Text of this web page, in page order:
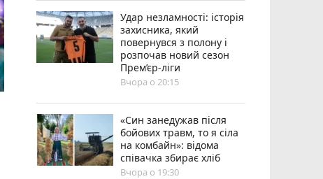
Удар незламності: історія
захисника, який
повернувся з полону і
розпочав новий сезон
Прем’єр-ліги
Вчора о 20:15
«Син занедужав після
бойових травм, то я сіла
на комбайн»: відома
співачка збирає хліб
Вчора о 19:30